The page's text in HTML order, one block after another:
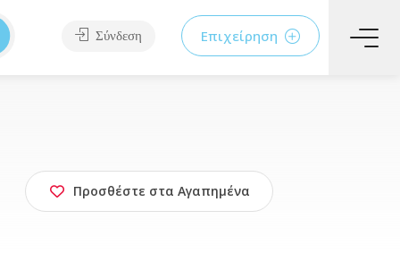
Σύνδεση Επιχείρηση
Προσθέστε στα Αγαπημένα